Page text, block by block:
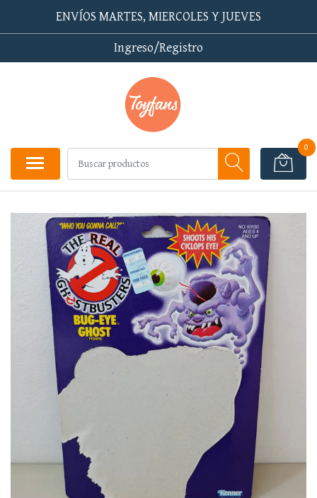
ENVÍOS MARTES, MIERCOLES Y JUEVES
Ingreso/Registro
0